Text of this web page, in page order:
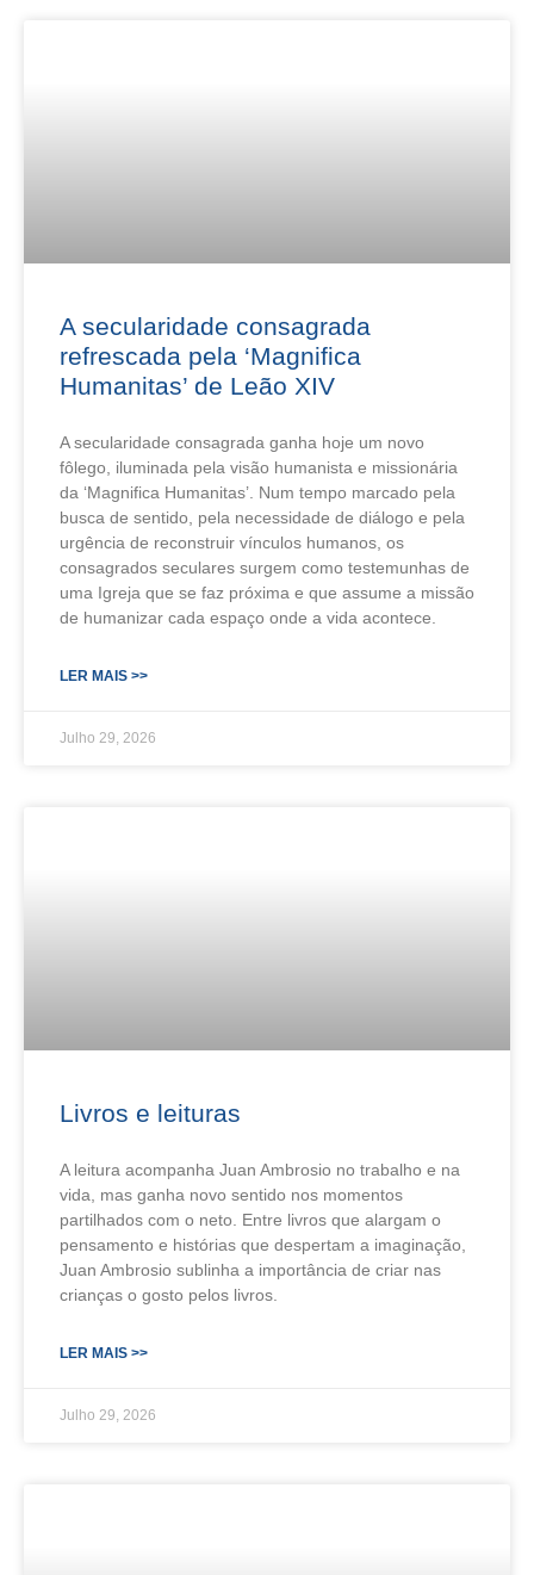
A secularidade consagrada
refrescada pela ‘Magnifica
Humanitas’ de Leão XIV
A secularidade consagrada ganha hoje um novo
fôlego, iluminada pela visão humanista e missionária
da ‘Magnifica Humanitas’. Num tempo marcado pela
busca de sentido, pela necessidade de diálogo e pela
urgência de reconstruir vínculos humanos, os
consagrados seculares surgem como testemunhas de
uma Igreja que se faz próxima e que assume a missão
de humanizar cada espaço onde a vida acontece.
LER MAIS >>
Julho 29, 2026
Livros e leituras
A leitura acompanha Juan Ambrosio no trabalho e na
vida, mas ganha novo sentido nos momentos
partilhados com o neto. Entre livros que alargam o
pensamento e histórias que despertam a imaginação,
Juan Ambrosio sublinha a importância de criar nas
crianças o gosto pelos livros.
LER MAIS >>
Julho 29, 2026